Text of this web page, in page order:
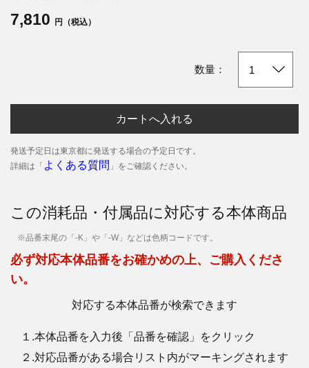
7,810 円（税込）
数量：
カートへ入れる
発送予定日は東京都に発送する場合の予定日です。
詳細は「 よくある質問 」をご確認ください。
この消耗品・付属品に対応する本体商品
※品番末尾の「-K」や「-W」などは色柄コードです。
必ず対応本体品番をお確かめの上、ご購入くださ
い。
対応する本体品番が検索できます
１.本体品番を入力後「品番を確認」をクリック
２.対応品番がある場合リスト内がマーキングされます